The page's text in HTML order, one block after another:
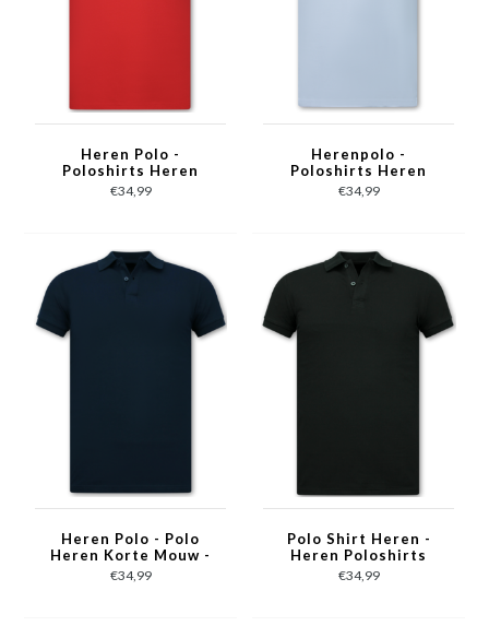
Heren Polo -
Poloshirts Heren
Korte Mouw - Polo
Shirt Heren - Slim Fit -
€34,99
Herenpolo -
Poloshirts Heren
Korte Mouw - Polo
Heren - Slim Fit - A150
€34,99
Heren Polo - Polo
Heren Korte Mouw -
Polo Shirt Heren -
Slim Fit - A150 -
€34,99
Polo Shirt Heren -
Heren Poloshirts
Korte Mouw - Polo
Heren Slim Fit - A150 -
€34,99